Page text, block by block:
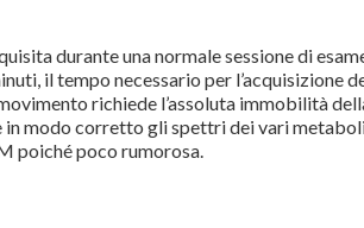
durante una normale sessione di
il tempo necessario per l’acquisizione
richiede l’assoluta immobilità
modo corretto gli spettri dei vari
poiché poco rumorosa.